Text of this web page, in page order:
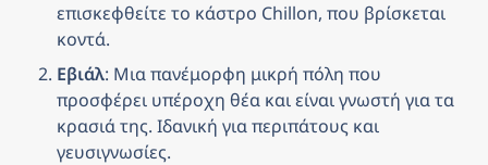
επισκεφθείτε το κάστρο Chillon, που βρίσκεται
κοντά.
Εβιάλ: Μια πανέμορφη μικρή πόλη που
προσφέρει υπέροχη θέα και είναι γνωστή για τα
κρασιά της. Ιδανική για περιπάτους και
γευσιγνωσίες.